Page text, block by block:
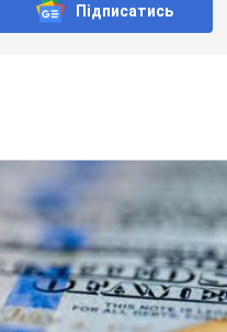
Підписатись